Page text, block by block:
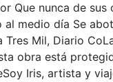
Que nunca de
medio día Se
Tres Mil, Diario
obra está
Iris, artista y